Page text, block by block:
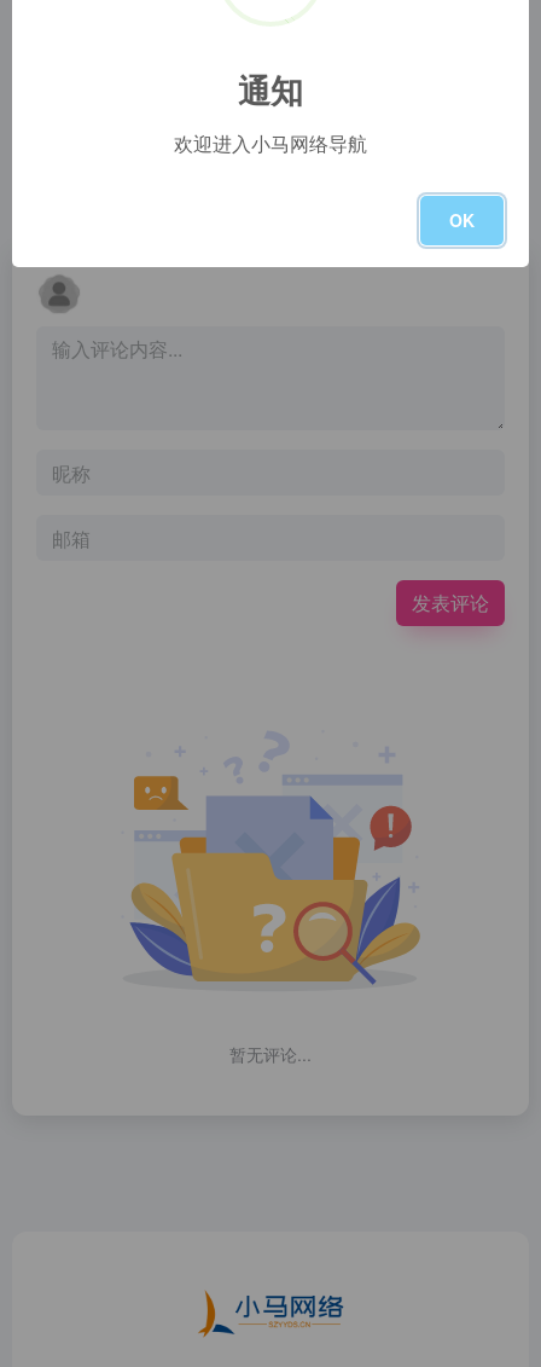
The Day's Color
发表评论
暂无评论...
通知
欢迎进入小马网络导航
OK